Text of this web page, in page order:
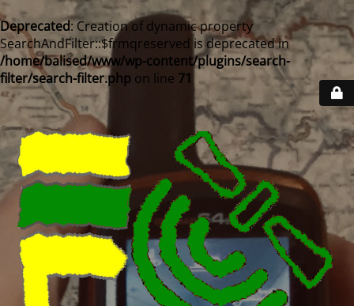
Deprecated: Creation of dynamic property
SearchAndFilter::$frmqreserved is deprecated in
/home/balised/www/wp-content/plugins/search-
filter/search-filter.php on line 71